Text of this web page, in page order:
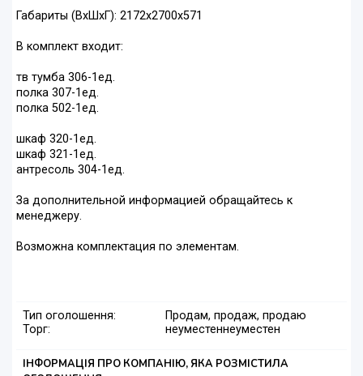
Габариты (ВхШхГ): 2172х2700х571
В комплект входит:
тв тумба 306-1ед.
полка 307-1ед.
полка 502-1ед.
шкаф 320-1ед.
шкаф 321-1ед.
антресоль 304-1ед.
За дополнительной информацией обращайтесь к
менеджеру.
Возможна комплектация по элементам.
Тип оголошення:
Продам, продаж, продаю
Торг:
неуместеннеуместен
ІНФОРМАЦІЯ ПРО КОМПАНІЮ, ЯКА РОЗМІСТИЛА